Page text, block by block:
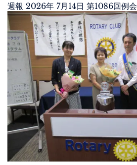
週報 2026年 7月14日 第1086回例会